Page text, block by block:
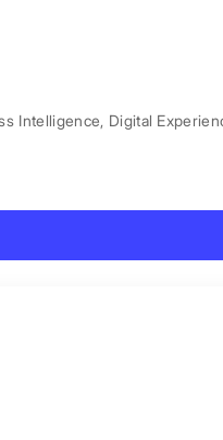
Intelligence, Digital